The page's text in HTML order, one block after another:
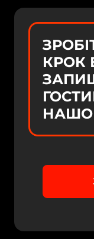
КРОК